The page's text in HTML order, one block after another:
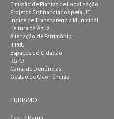
Emissão de Plantas de Localização
Projetos Cofinanciados pela UE
Índice de Transparência Municipal
Leitura da Água
Alienação de Património
IFRRU
Espaços do Cidadão
RGPD
Canal de Denúncias
Gestão de Ocorrências
TURISMO